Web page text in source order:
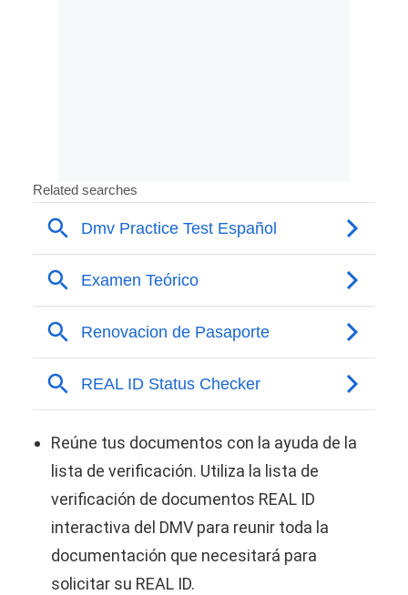
Reúne tus documentos con la ayuda de la
lista de verificación. Utiliza la lista de
verificación de documentos REAL ID
interactiva del DMV para reunir toda la
documentación que necesitará para
solicitar su REAL ID.